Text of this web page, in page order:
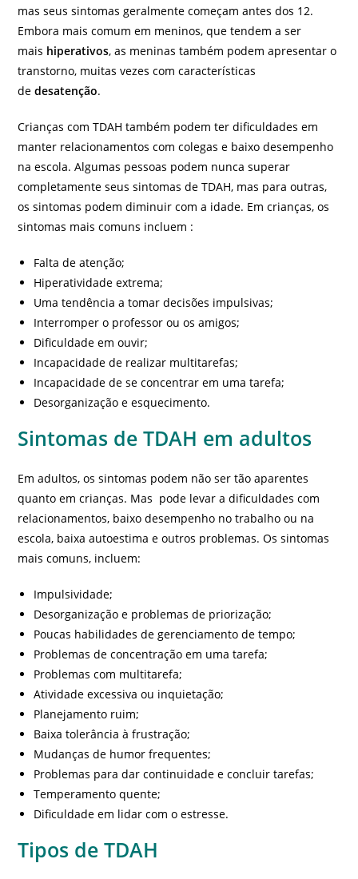
mas seus sintomas geralmente começam antes dos 12.
Embora mais comum em meninos, que tendem a ser
mais hiperativos, as meninas também podem apresentar o
transtorno, muitas vezes com características
dedesatenção.
Crianças com TDAH também podem ter dificuldades em
manter relacionamentos com colegas e baixo desempenho
na escola. Algumas pessoas podem nunca superar
completamente seus sintomas de TDAH, mas para outras,
os sintomas podem diminuir com a idade. Em crianças, os
sintomas mais comuns incluem :
Falta de atenção;
Hiperatividade extrema;
Uma tendência a tomar decisões impulsivas;
Interromper o professor ou os amigos;
Dificuldade em ouvir;
Incapacidade de realizar multitarefas;
Incapacidade de se concentrar em uma tarefa;
Desorganização e esquecimento.
Sintomas de TDAH em adultos
Em adultos, os sintomas podem não ser tão aparentes
quanto em crianças. Mas pode levar a dificuldades com
relacionamentos, baixo desempenho no trabalho ou na
escola, baixa autoestima e outros problemas. Os sintomas
mais comuns, incluem:
Impulsividade;
Desorganização e problemas de priorização;
Poucas habilidades de gerenciamento de tempo;
Problemas de concentração em uma tarefa;
Problemas com multitarefa;
Atividade excessiva ou inquietação;
Planejamento ruim;
Baixa tolerância à frustração;
Mudanças de humor frequentes;
Problemas para dar continuidade e concluir tarefas;
Temperamento quente;
Dificuldade em lidar com o estresse.
Tipos de TDAH